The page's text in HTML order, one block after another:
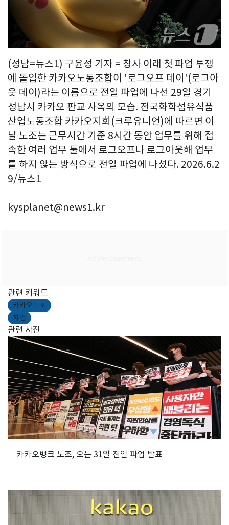
(성남=뉴스1) 구윤성 기자 = 창사 이래 첫 파업 투쟁
에 돌입한 카카오노동조합이 '로그오프 데이'(로그아
웃 데이)라는 이름으로 전일 파업에 나선 29일 경기
성남시 카카오 판교 사옥의 모습. 전국화학섬유식품
산업노동조합 카카오지회(크루유니언)에 따르면 이
날 노조는 근무시간 기준 8시간 동안 업무를 위해 접
속한 여러 업무 툴에서 로그오프나 로그아웃해 업무
를 하지 않는 방식으로 전일 파업에 나섰다. 2026.6.2
9/뉴스1
kysplanet@news1.kr
관련 키워드
카카오노조
파업
관련 사진
카카오뱅크 노조, 오는 31일 전일 파업 발표